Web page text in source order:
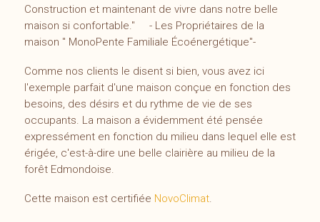
Construction et maintenant de vivre dans notre belle
maison si confortable.'' - Les Propriétaires de la
maison '' MonoPente Familiale Écoénergétique''-
Comme nos clients le disent si bien, vous avez ici
l'exemple parfait d'une maison conçue en fonction des
besoins, des désirs et du rythme de vie de ses
occupants. La maison a évidemment été pensée
expressément en fonction du milieu dans lequel elle est
érigée, c'est-à-dire une belle clairière au milieu de la
forêt Edmondoise.
Cette maison est certifiée NovoClimat.